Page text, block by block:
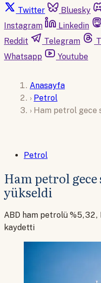
Twitter
Bluesky
Instagram
Linkedin
Reddit
Telegram
Whatsapp
Youtube
Anasayfa
› Petrol
› Ham petrol gece
Petrol
Ham petrol gece
yükseldi
ABD ham petrolü
kaydetti